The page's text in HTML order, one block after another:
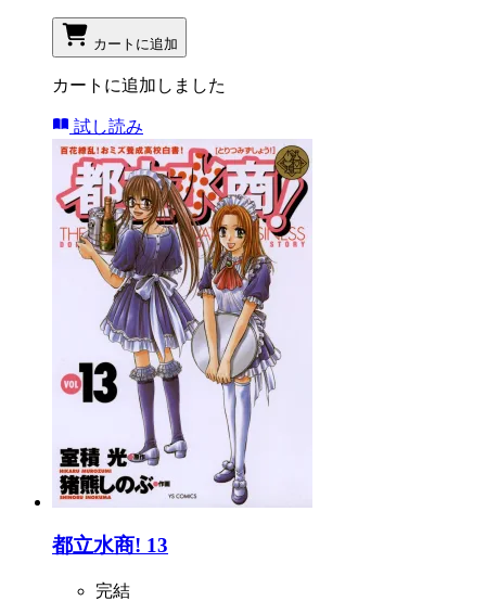
カートに追加
カートに追加しました
試し読み
都立水商! 13
完結